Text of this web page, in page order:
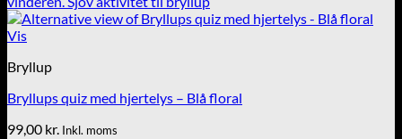
Vis
Bryllup
Bryllups quiz med hjertelys – Blå floral
99,00 kr. Inkl. moms